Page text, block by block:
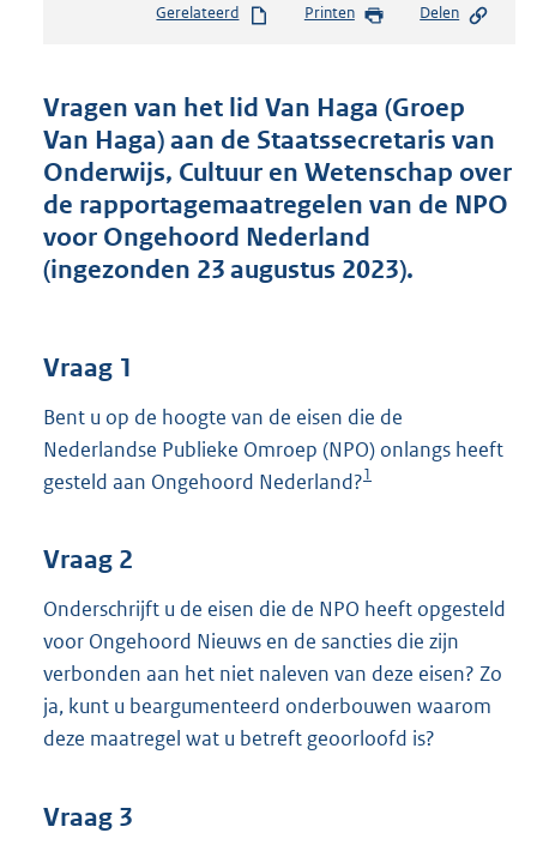
s
n
d
s
g
r
o
o
t
K
b
Gerelateerd Printen Delen
Vragen van het lid Van Haga (Groep
Van Haga) aan de Staatssecretaris van
Onderwijs, Cultuur en Wetenschap over
de rapportagemaatregelen van de NPO
voor Ongehoord Nederland
(ingezonden 23 augustus 2023).
Vraag 1
Bent u op de hoogte van de eisen die de
Nederlandse Publieke Omroep (NPO) onlangs heeft
gesteld aan Ongehoord Nederland?1
Vraag 2
Onderschrijft u de eisen die de NPO heeft opgesteld
voor Ongehoord Nieuws en de sancties die zijn
verbonden aan het niet naleven van deze eisen? Zo
ja, kunt u beargumenteerd onderbouwen waarom
deze maatregel wat u betreft geoorloofd is?
Vraag 3